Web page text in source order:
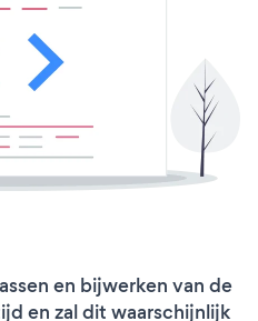
en bijwerken van de
en zal dit waarschijnlijk